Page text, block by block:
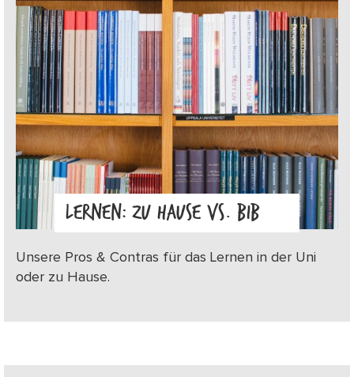
LERNEN: ZU HAUSE VS. BIB
Unsere Pros & Contras für das Lernen in der Uni
oder zu Hause.